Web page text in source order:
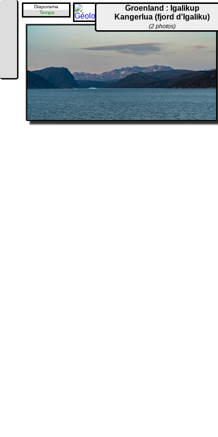
Diaporama
Tempo
Groenland : Igalikup
Kangerlua (fjord d'Igaliku)
(2 photos)